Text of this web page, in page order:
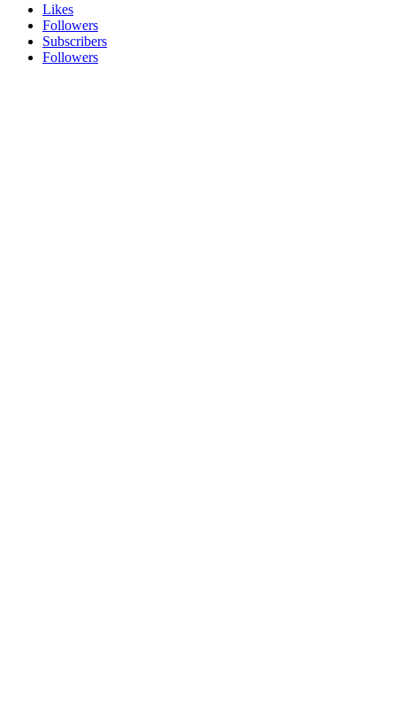
Likes
Followers
Subscribers
Followers